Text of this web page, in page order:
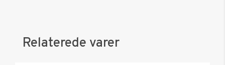
Relaterede varer